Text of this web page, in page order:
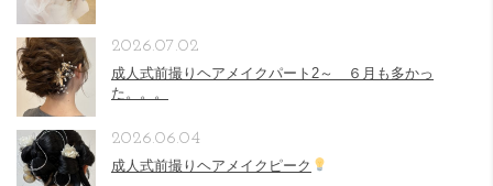
成人式前撮りヘアメイクパート2～ ６月も多かっ
た。。。
2026.07.02
成人式前撮りヘアメイクピーク
2026.06.04